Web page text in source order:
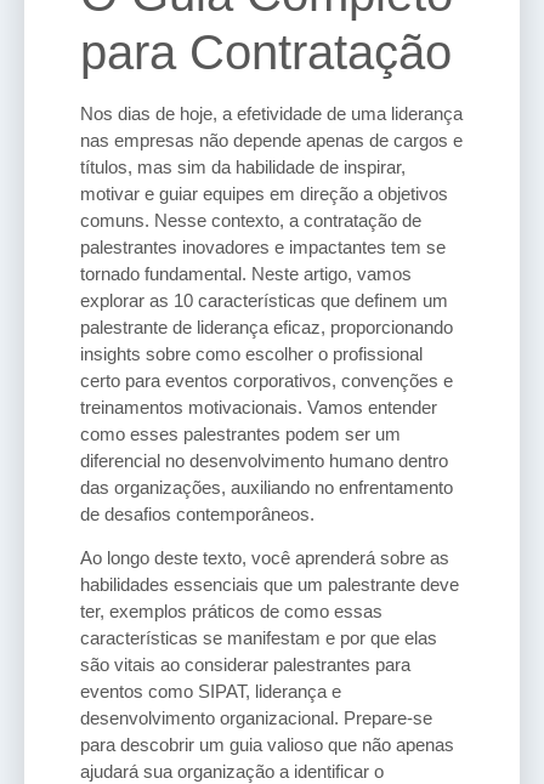
para Contratação
Nos dias de hoje, a efetividade de uma liderança
nas empresas não depende apenas de cargos e
títulos, mas sim da habilidade de inspirar,
motivar e guiar equipes em direção a objetivos
comuns. Nesse contexto, a contratação de
palestrantes inovadores e impactantes tem se
tornado fundamental. Neste artigo, vamos
explorar as 10 características que definem um
palestrante de liderança eficaz, proporcionando
insights sobre como escolher o profissional
certo para eventos corporativos, convenções e
treinamentos motivacionais. Vamos entender
como esses palestrantes podem ser um
diferencial no desenvolvimento humano dentro
das organizações, auxiliando no enfrentamento
de desafios contemporâneos.
Ao longo deste texto, você aprenderá sobre as
habilidades essenciais que um palestrante deve
ter, exemplos práticos de como essas
características se manifestam e por que elas
são vitais ao considerar palestrantes para
eventos como SIPAT, liderança e
desenvolvimento organizacional. Prepare-se
para descobrir um guia valioso que não apenas
ajudará sua organização a identificar o